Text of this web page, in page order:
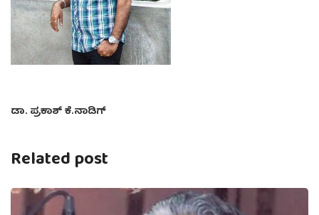
ಡಾ. ಪ್ರಕಾಶ್ ಕೆ.ನಾಡಿಗ್
Related post